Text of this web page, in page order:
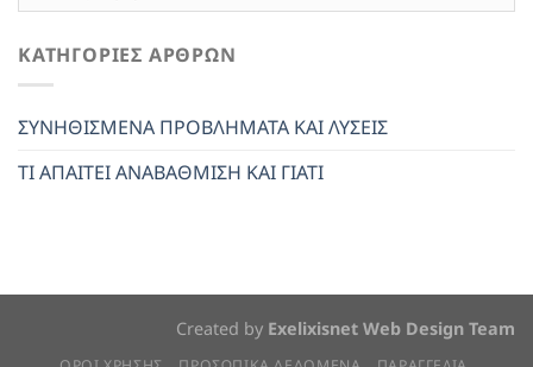
ΚΑΤΗΓΟΡΊΕΣ ΆΡΘΡΩΝ
ΣΥΝΗΘΙΣΜΕΝΑ ΠΡΟΒΛΗΜΑΤΑ ΚΑΙ ΛΥΣΕΙΣ
ΤΙ ΑΠΑΙΤΕΙ ΑΝΑΒΑΘΜΙΣΗ ΚΑΙ ΓΙΑΤΙ
Created by Exelixisnet Web Design Team